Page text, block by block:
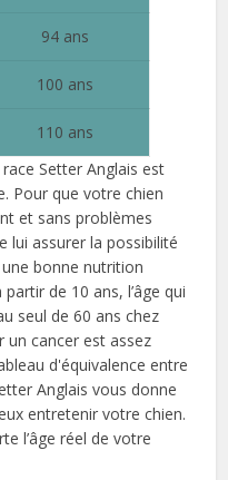
94 ans
100 ans
110 ans
race Setter Anglais est
Pour que votre chien
et sans problèmes
lui assurer la possibilité
bonne nutrition
de 10 ans, l’âge qui
seul de 60 ans chez
un cancer est assez
d'équivalence entre
Anglais vous donne
entretenir votre chien.
l’âge réel de votre